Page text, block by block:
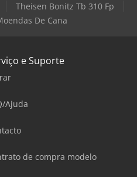
Theisen Bonitz Tb 310 Fp
De Cana
e Suporte
Ajuda
de compra modelo